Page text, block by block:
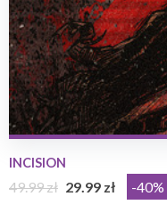
INCISION
49.99 zł 29.99 zł -40%